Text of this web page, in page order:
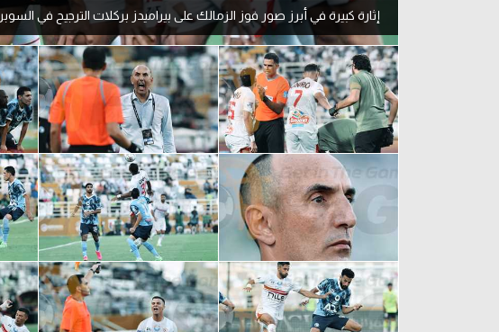
إثارة كبيرة في أبرز صور فوز الزمالك على بيراميدز بركلات الترجيح في السوبر